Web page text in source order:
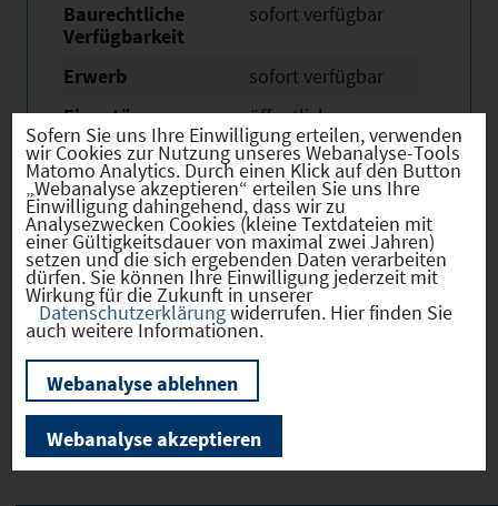
Baurechtliche
Verfügbarkeit
sofort verfügbar
Erwerb
sofort verfügbar
Eigentümer
öffentlich
Derzeitige Nutzung
Land- oder
Fortwirtschaftlich
Beschreibung /
besondere
Merkmale
Gleisanbindung mit
Verladerampe am
Bahnhof
Beschussamt vor
Ort
Verkehr
Sofern Sie uns Ihre Einwilligung erteilen, verwenden
wir Cookies zur Nutzung unseres Webanalyse-Tools
Matomo Analytics. Durch einen Klick auf den Button
„Webanalyse akzeptieren“ erteilen Sie uns Ihre
Einwilligung dahingehend, dass wir zu
Analysezwecken Cookies (kleine Textdateien mit
einer Gültigkeitsdauer von maximal zwei Jahren)
setzen und die sich ergebenden Daten verarbeiten
dürfen. Sie können Ihre Einwilligung jederzeit mit
Wirkung für die Zukunft in unserer
Datenschutzerklärungwiderrufen. Hier finden Sie
auch weitere Informationen.
Webanalyse ablehnen
Webanalyse akzeptieren